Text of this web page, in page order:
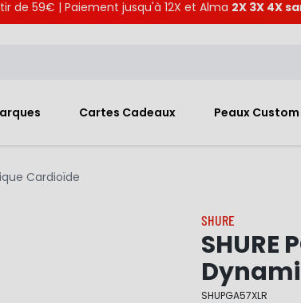
de 59€ | Paiement jusqu'à 12X et Alma 2X 3X 4X
Cartes Cadeaux Peaux Custom
Cardioïde
SHURE
SHURE
SHUPGA57XLR